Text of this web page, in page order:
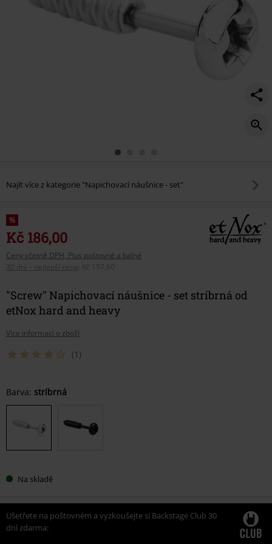
Najít více z kategorie "Napichovací náušnice - set"
%
Kč 186,00
Ceny včetně DPH, Plus poštovné a balné
30 dní – nejlepší cena
Kč 157,60
"Screw" Napichovací náušnice - set stríbrná od
etNox hard and heavy
Více informací o zboží
(1)
Vyberte
si
velikost
Barva: stríbrná
Na skladě
Ušetřete na poštovném a vyzkoušejte si Backstage Club 30
dní zdarma: